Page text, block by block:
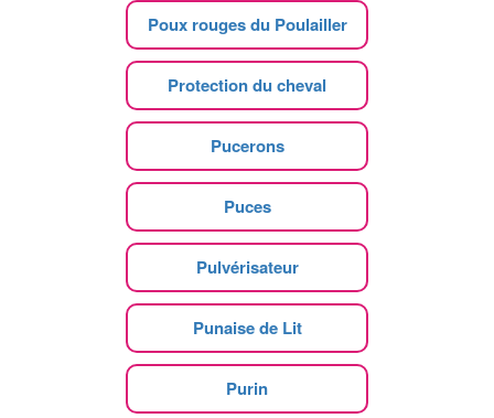
Poux rouges du Poulailler
Protection du cheval
Pucerons
Puces
Pulvérisateur
Punaise de Lit
Purin